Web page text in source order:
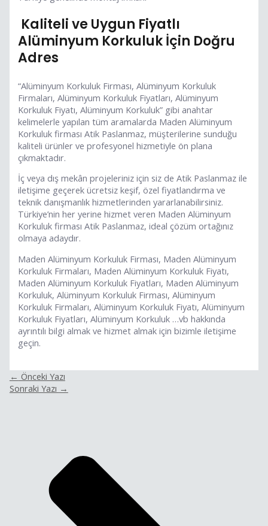
Kaliteli ve Uygun Fiyatlı
Alüminyum Korkuluk İçin Doğru
Adres
“Alüminyum Korkuluk Firması, Alüminyum Korkuluk
Firmaları, Alüminyum Korkuluk Fiyatları, Alüminyum
Korkuluk Fiyatı, Alüminyum Korkuluk” gibi anahtar
kelimelerle yapılan tüm aramalarda Maden Alüminyum
Korkuluk firması Atik Paslanmaz, müşterilerine sunduğu
kaliteli ürünler ve profesyonel hizmetiyle ön plana
çıkmaktadır.
İç veya dış mekân projeleriniz için siz de Atik Paslanmaz ile
iletişime geçerek ücretsiz keşif, özel fiyatlandırma ve
teknik danışmanlık hizmetlerinden yararlanabilirsiniz.
Türkiye’nin her yerine hizmet veren Maden Alüminyum
Korkuluk firması Atik Paslanmaz, ideal çözüm ortağınız
olmaya adaydır.
Maden Alüminyum Korkuluk Firması, Maden Alüminyum
Korkuluk Firmaları, Maden Alüminyum Korkuluk Fiyatı,
Maden Alüminyum Korkuluk Fiyatları, Maden Alüminyum
Korkuluk, Alüminyum Korkuluk Firması, Alüminyum
Korkuluk Firmaları, Alüminyum Korkuluk Fiyatı, Alüminyum
Korkuluk Fiyatları, Alüminyum Korkuluk …vb hakkında
ayrıntılı bilgi almak ve hizmet almak için bizimle iletişime
geçin.
← Önceki Yazı
Sonraki Yazı →